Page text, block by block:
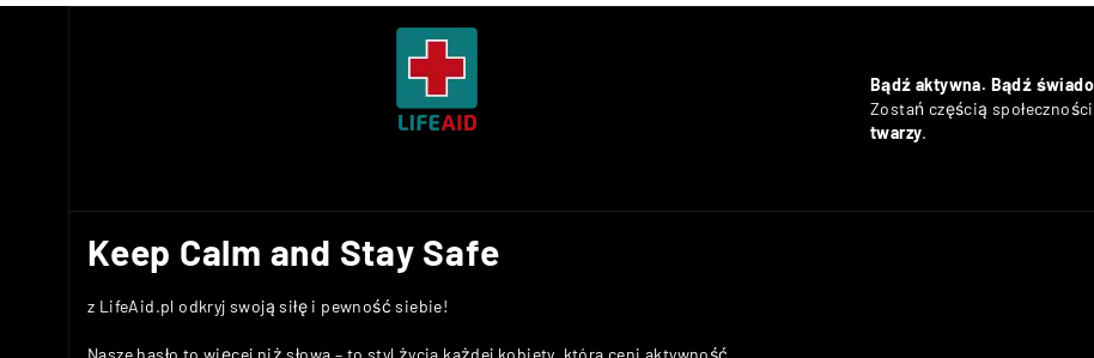
Bądź aktywna. Bądź
Zostań częścią
twarzy.
Keep Calm and Stay Safe
z LifeAid.pl odkryj swoją siłę i pewność siebie!
Nasze hasło to więcej niż słowa – to styl życia każdej kobiety, która ceni aktywność,